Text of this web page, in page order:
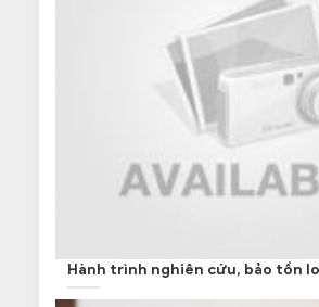
Hành trình nghiên cứu, bảo tồn